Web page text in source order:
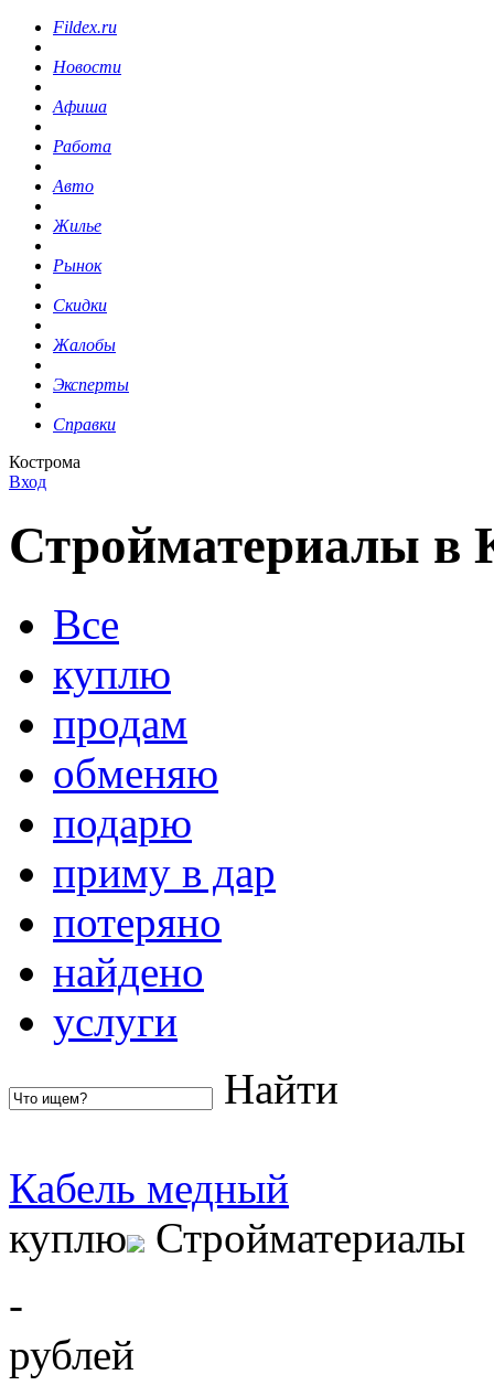
Fildex.ru
Новости
Афиша
Работа
Авто
Жилье
Рынок
Скидки
Жалобы
Эксперты
Справки
Кострома
Вход
Стройматериалы в
Все
куплю
продам
обменяю
подарю
приму в дар
потеряно
найдено
услуги
Найти
Кабель медный
куплю
Стройматериалы
-
рублей